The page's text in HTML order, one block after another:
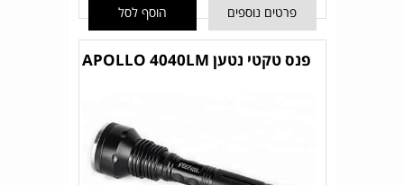
פרטים נוספים הוסף לסל
פנס טקטי נטען APOLLO 4040LM